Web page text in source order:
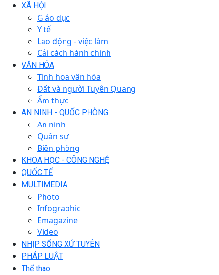
XÃ HỘI
Giáo dục
Y tế
Lao động - việc làm
Cải cách hành chính
VĂN HÓA
Tinh hoa văn hóa
Đất và người Tuyên Quang
Ẩm thực
AN NINH - QUỐC PHÒNG
An ninh
Quân sự
Biên phòng
KHOA HỌC - CÔNG NGHỆ
QUỐC TẾ
MULTIMEDIA
Photo
Infographic
Emagazine
Video
NHỊP SỐNG XỨ TUYÊN
PHÁP LUẬT
Thể thao